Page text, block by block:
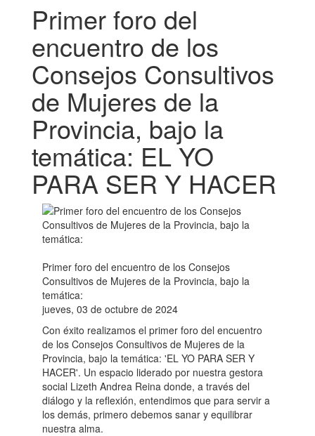
Primer foro del
encuentro de los
Consejos Consultivos
de Mujeres de la
Provincia, bajo la
temática: EL YO
PARA SER Y HACER
Primer foro del encuentro de los Consejos
Consultivos de Mujeres de la Provincia, bajo la
temática:
jueves, 03 de octubre de 2024
Con éxito realizamos el primer foro del encuentro
de los Consejos Consultivos de Mujeres de la
Provincia, bajo la temática: 'EL YO PARA SER Y
HACER'. Un espacio liderado por nuestra gestora
social Lizeth Andrea Reina donde, a través del
diálogo y la reflexión, entendimos que para servir a
los demás, primero debemos sanar y equilibrar
nuestra alma.